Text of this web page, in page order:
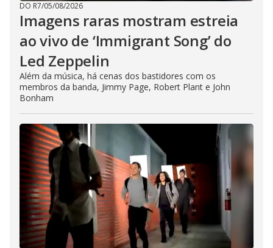
DO R7/05/08/2026
Imagens raras mostram estreia
ao vivo de ‘Immigrant Song’ do
Led Zeppelin
Além da música, há cenas dos bastidores com os
membros da banda, Jimmy Page, Robert Plant e John
Bonham